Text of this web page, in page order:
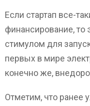
Если стартап все-
финансирование, то
стимулом для
первых в мире
конечно же,
Отметим, что ранее